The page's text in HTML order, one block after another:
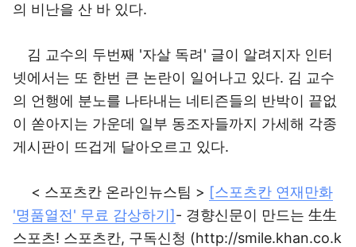
의 비난을 산 바 있다.
김 교수의 두번째 '자살 독려' 글이 알려지자 인터
넷에서는 또 한번 큰 논란이 일어나고 있다. 김 교수
의 언행에 분노를 나타내는 네티즌들의 반박이 끝없
이 쏟아지는 가운데 일부 동조자들까지 가세해 각종
게시판이 뜨겁게 달아오르고 있다.
< 스포츠칸 온라인뉴스팀 > [스포츠칸 연재만화
'명품열전' 무료 감상하기]- 경향신문이 만드는 生生
스포츠! 스포츠칸, 구독신청 (http://smile.khan.co.k